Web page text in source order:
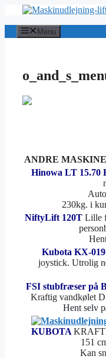
indhold
Menu
ANDRE
Hinowa LT 15.70
230kg. i
NiftyLift 120T Lille
Kubota KX-
joystick. Utrolig
FSI stubfræser på
Kraftig vandkølet
Hent selv
KUBOTA
151
Kan